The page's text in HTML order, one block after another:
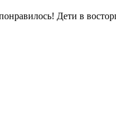
Дети в